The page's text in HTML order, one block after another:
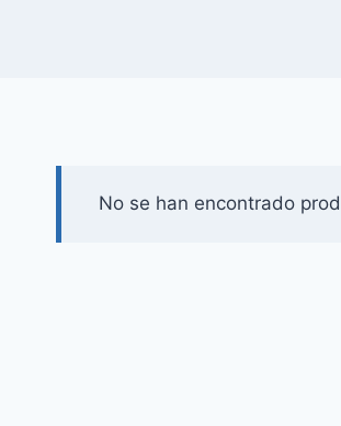
No se han encontrado